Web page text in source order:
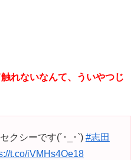
れないなんて、ういやつじ
クシーです(´･_･`) #志田
t.co/iVMHs4Oe18